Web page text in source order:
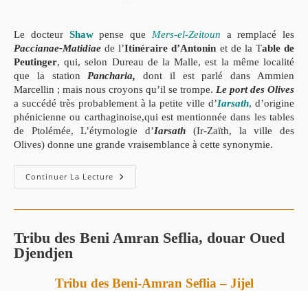
Le docteur Shawpense que Mers-el-Zeitoun
a remplacé les
Paccianae-Matidiae de l’Itinéraire d’Antonin et de la Table de
Peutinger, qui, selon Dureau de la Malle, est la même localité
que la station Pancharia, dont il est parlé dans Ammien
Marcellin ; mais nous croyons qu’il se trompe. Le port des Olives
a succédé très probablement à la petite ville d’Iarsath, d’origine
phénicienne ou carthaginoise,qui est mentionnée dans les tables
de Ptolémée, L’étymologie d’Iarsath (Ir-Zaïth, la ville des
Olives) donne une grande vraisemblance à cette synonymie.
Continuer La Lecture
Tribu des Beni Amran Seflia, douar Oued
Djendjen
Tribu des Beni-Amran Seflia – Jijel